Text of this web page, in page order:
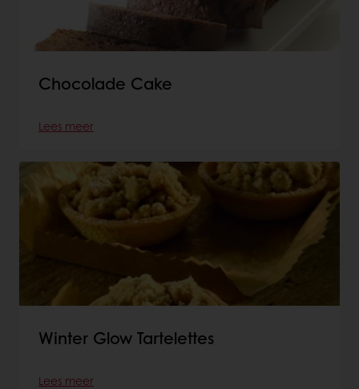
Chocolade Cake
Lees meer
Winter Glow Tartelettes
Lees meer